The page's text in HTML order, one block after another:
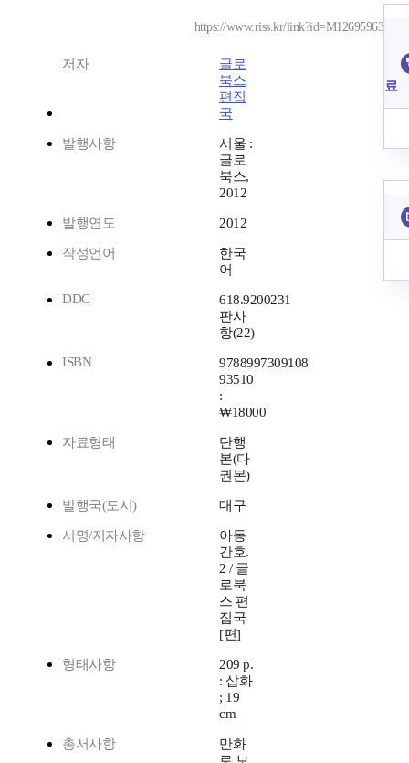
https://www.riss.kr/link?id=M12695963
저자
글로
북스
편집
국
발행사항
서울 :
글로
북스,
2012
발행연도 2012
작성언어
한국
어
DDC
618.9200231
판사
항(22)
ISBN
9788997309108
93510
:
₩18000
자료형태
단행
본(다
권본)
발행국(도시) 대구
서명/저자사항
아동
간호.
2 / 글
로북
스 편
집국
[편]
형태사항
209 p.
: 삽화
; 19
cm
총서사항
만화
료